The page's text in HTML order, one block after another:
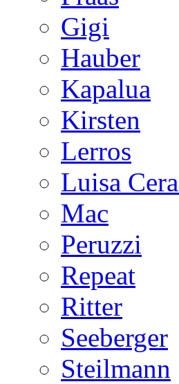
Gigi
Hauber
Kapalua
Kirsten
Lerros
Luisa
Mac
Peruzzi
Repeat
Ritter
Seeberger
Steilmann